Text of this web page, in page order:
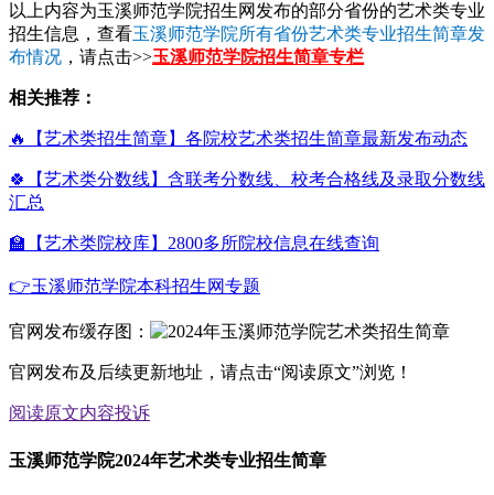
以上内容为玉溪师范学院招生网发布的部分省份的艺术类专业
招生信息，查看玉溪师范学院所有省份艺术类专业招生简章发
布情况 ，请点击>>玉溪师范学院招生简章专栏
相关推荐：
🔥【艺术类招生简章】各院校艺术类招生简章最新发布动态
🍀【艺术类分数线】含联考分数线、校考合格线及录取分数线
汇总
🏫【艺术类院校库】2800多所院校信息在线查询
👉玉溪师范学院本科招生网专题
官网发布缓存图：
官网发布及后续更新地址，请点击“阅读原文”浏览！
阅读原文内容投诉
玉溪师范学院2024年艺术类专业招生简章